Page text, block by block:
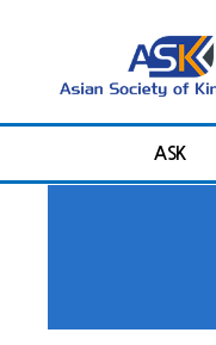
ASK